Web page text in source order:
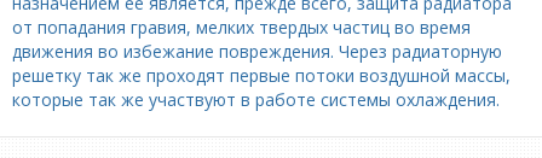
от попадания гравия, мелких твердых частиц во время
движения во избежание повреждения. Через радиаторную
решетку так же проходят первые потоки воздушной массы,
которые так же участвуют в работе системы охлаждения.